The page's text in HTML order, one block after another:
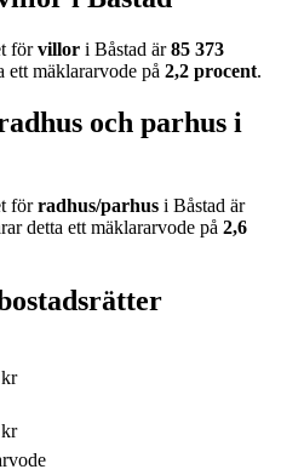
förvillor i Båstad är85 373
ett mäklararvode på 2,2 procent.
och parhus i
förradhus/parhus i Båstad är
detta ett mäklararvode på 2,6